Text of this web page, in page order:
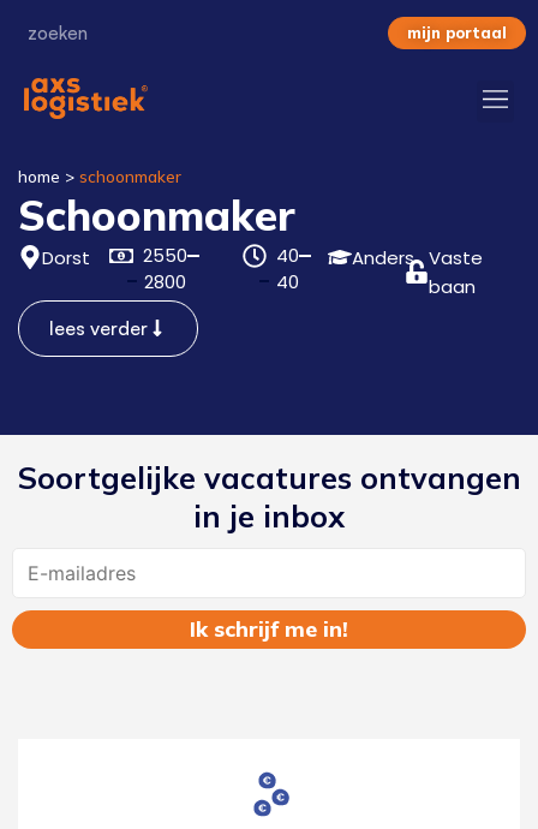
mijn portaal
home > schoonmaker
Schoonmaker
Dorst
2550
2800
40
40
Anders Vaste
baan
lees verder
Soortgelijke vacatures ontvangen
in je inbox